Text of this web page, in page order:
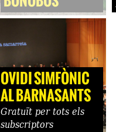
OVIDI SIMFÒNIC
AL BARNASANTS
Gratuït per tots els
subscriptors